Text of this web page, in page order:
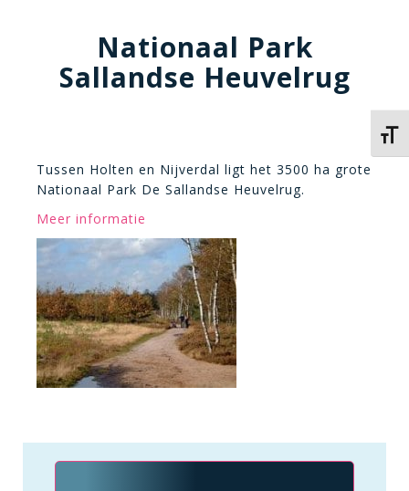
Nationaal Park
Sallandse Heuvelrug
Tussen Holten en Nijverdal ligt het 3500 ha grote
Nationaal Park De Sallandse Heuvelrug.
Meer informatie